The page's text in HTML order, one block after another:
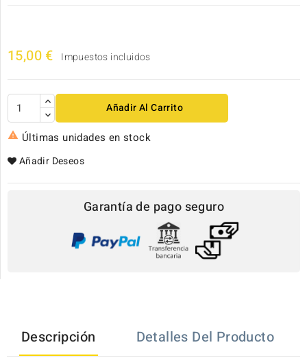
15,00 € Impuestos incluidos
Añadir Al Carrito
 Últimas unidades en stock
Añadir Deseos
Garantía de pago seguro
Descripción Detalles Del Producto